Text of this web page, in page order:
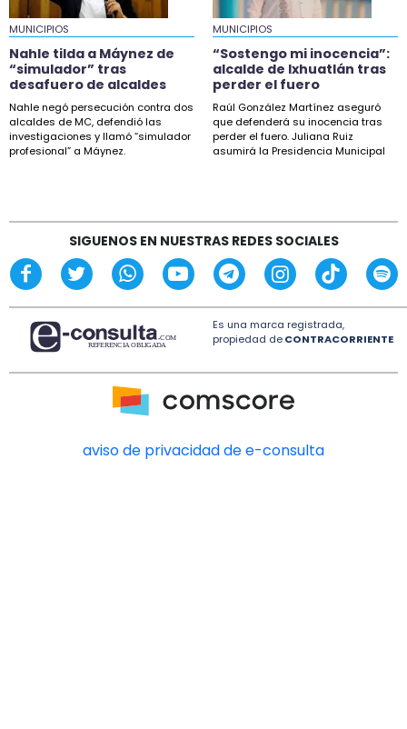
18:04
Taxistas de Xalapa protestarán en fiscalía por
desaparición de Joel
16:50
Sheinbaum descarta proyecto de fracking en
norte de Veracruz
15:27
“Sostengo mi inocencia”: alcalde de Ixhuatlán
tras perder el fuero
MUNICIPIOS
Nahle tilda a Máynez de
“simulador” tras
desafuero de alcaldes
Nahle negó persecución contra dos
alcaldes de MC, defendió las
investigaciones y llamó “simulador
profesional” a Máynez.
MUNICIPIOS
“Sostengo mi inocencia”:
alcalde de Ixhuatlán tras
perder el fuero
Raúl González Martínez aseguró
que defenderá su inocencia tras
perder el fuero. Juliana Ruiz
asumirá la Presidencia Municipal
SIGUENOS EN NUESTRAS REDES SOCIALES
Es una marca registrada,
propiedad deCONTRACORRIENTE
aviso de privacidad de e-consulta